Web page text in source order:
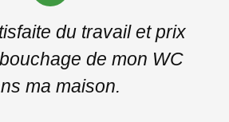
du travail et prix
de mon WC
ma maison.